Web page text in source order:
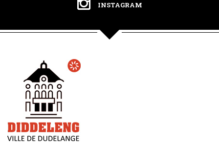
INSTAGRAM